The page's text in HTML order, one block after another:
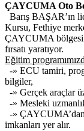
ÇAYCUMA Oto
Barış BAŞAR’ın
Kursu, Fethiye
ÇAYCUMA
fırsatı yaratıyor.
Eğitim
-» ECU tamiri,
bilgiler,
-» Gerçek araçlar
-» Mesleki
-» ÇAYCUMA’dan
imkanları yer alır.